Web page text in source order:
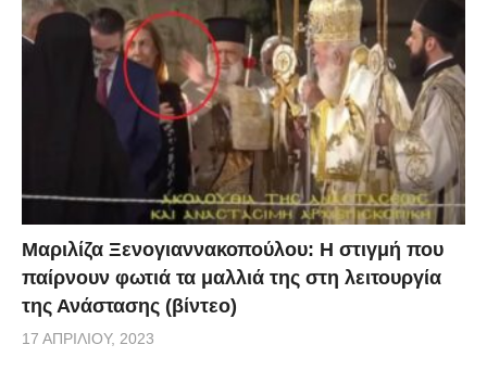
Μαριλίζα Ξενογιαννακοπούλου: Η στιγμή που
παίρνουν φωτιά τα μαλλιά της στη λειτουργία
της Ανάστασης (βίντεο)
17 ΑΠΡΙΛΊΟΥ, 2023